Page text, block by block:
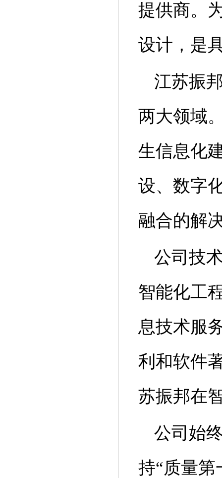
提供商。
设计，是
江苏振
两大领域
生信息化
设、数字
融合的解
公司技
智能化工
息技术服
利和软件
苏振邦在
公司始
持“质量第